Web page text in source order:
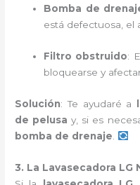
Bomba de
está defectuosa, el
Filtro obstruido:
bloquearse y
Solución: Te ayudaré a
de pelusa y, si es
bomba de drenaje
3. La Lavasecadora LG